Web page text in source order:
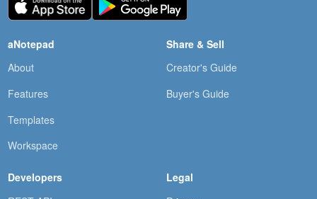
aNotepad
About
Features
Templates
Workspace
Share & Sell
Creator's Guide
Buyer's Guide
Developers
Legal